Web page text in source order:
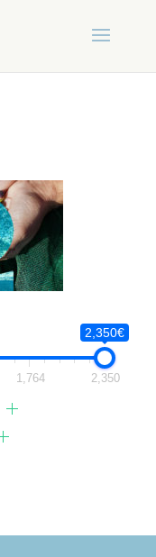
2,350€
1,764 2,350